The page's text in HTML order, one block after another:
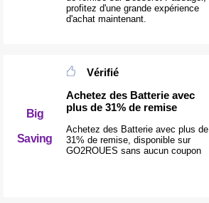
profitez d'une grande expérience
d'achat maintenant.
Big
Saving
Vérifié
Achetez des Batterie avec
plus de 31% de remise
Achetez des Batterie avec plus de
31% de remise, disponible sur
GO2ROUES sans aucun coupon